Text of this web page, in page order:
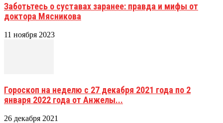
Заботьтесь о суставах заранее: правда и мифы от
доктора Мясникова
11 ноября 2023
Гороскоп на неделю с 27 декабря 2021 года по 2
января 2022 года от Анжелы...
26 декабря 2021